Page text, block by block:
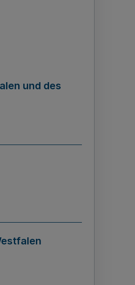
und des